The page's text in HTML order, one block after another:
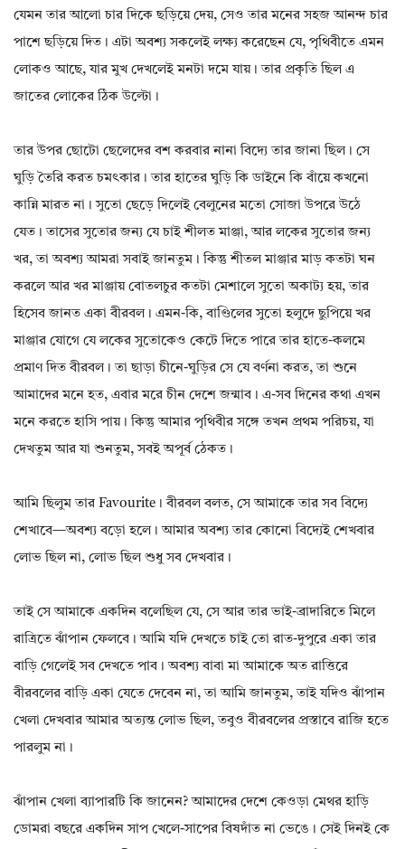
যেমন তার আলো চার দিকে ছড়িয়ে দেয়, সেও তার মনের সহজ আনন্দ চার
পাশে ছড়িয়ে দিত। এটা অবশ্য সকলেই লক্ষ্য করেছেন যে, পৃথিবীতে এমন
লোকও আছে, যার মুখ দেখলেই মনটা দমে যায়। তার প্রকৃতি ছিল এ
জাতের লোকের ঠিক উল্টো।
তার উপর ছোটো ছেলেদের বশ করবার নানা বিদ্যে তার জানা ছিল। সে
ঘুড়ি তৈরি করত চমৎকার। তার হাতের ঘুড়ি কি ডাইনে কি বাঁয়ে কখনো
কান্নি মারত না। সুতো ছেড়ে দিলেই বেলুনের মতো সোজা উপরে উঠে
যেত। তাসের সুতোর জন্য যে চাই শীলত মাঞ্জা, আর লকের সুতোর জন্য
খর, তা অবশ্য আমরা সবাই জানতুম। কিন্তু শীতল মাঞ্জার মাড় কতটা ঘন
করলে আর খর মাঞ্জায় বোতলচুর কতটা মেশালে সুতো অকাট্য হয়, তার
হিসেব জানত একা বীরবল। এমন-কি, বাণ্ডিলের সুতো হলুদে ছুপিয়ে খর
মাঞ্জার যোগে যে লকের সুতোকেও কেটে দিতে পারে তার হাতে-কলমে
প্রমাণ দিত বীরবল। তা ছাড়া চীনে-ঘুড়ির সে যে বর্ণনা করত, তা শুনে
আমাদের মনে হত, এবার মরে চীন দেশে জন্মাব। এ-সব দিনের কথা এখন
মনে করতে হাসি পায়। কিন্তু আমার পৃথিবীর সঙ্গে তখন প্রথম পরিচয়, যা
দেখতুম আর যা শুনতুম, সবই অপূৰ্ব ঠেকত।
আমি ছিলুম তার Favourite। বীরবল বলত, সে আমাকে তার সব বিদ্যে
শেখাবে—অবশ্য বড়ো হলে। আমার অবশ্য তার কোনো বিদ্যেই শেখবার
লোভ ছিল না, লোভ ছিল শুধু সব দেখবার।
তাই সে আমাকে একদিন বলেছিল যে, সে আর তার ভাই-ব্রাদারিতে মিলে
রাত্রিতে ঝাঁপান ফেলবে। আমি যদি দেখতে চাই তো রাত-দুপুরে একা তার
বাড়ি গেলেই সব দেখতে পাব। অবশ্য বাবা মা আমাকে অত রাত্তিরে
বীরবলের বাড়ি একা যেতে দেবেন না, তা আমি জানতুম, তাই যদিও ঝাঁপান
খেলা দেখবার আমার অত্যন্ত লোভ ছিল, তবুও বীরবলের প্রস্তাবে রাজি হতে
পারলুম না।
ঝাঁপান খেলা ব্যাপারটি কি জানেন? আমাদের দেশে কেওড়া মেথর হাড়ি
ডোমরা বছরে একদিন সাপ খেলে-সাপের বিষদাঁত না ভেঙে। সেই দিনই কে